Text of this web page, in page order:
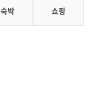
숙박 쇼핑